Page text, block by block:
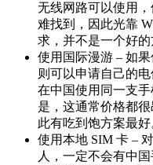
无线网路可以使用
难找到，因此光靠
求，并不是一个好的
使用国际漫游 – 如
则可以申请自己的
在中国使用同一支
是，这通常价格都
此有吃到饱方案最好
使用本地 SIM 卡 –
人，一定不会有中